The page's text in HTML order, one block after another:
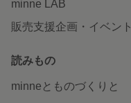
minne LAB
販売支援企画・イベント
読みもの
minneとものづくりと